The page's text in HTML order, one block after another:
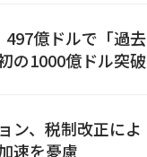
億ドルで「過去
の1000億ドル突破
ン、税制改正によ
速を憂慮